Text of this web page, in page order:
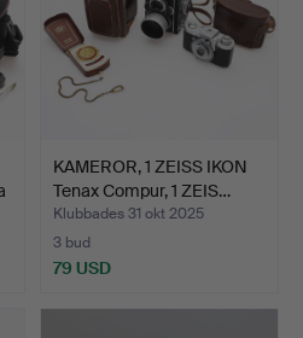
KAMEROR, 1 ZEISS IKON
Tenax Compur, 1 ZEIS…
Klubbades 31 okt 2025
3 bud
79 USD